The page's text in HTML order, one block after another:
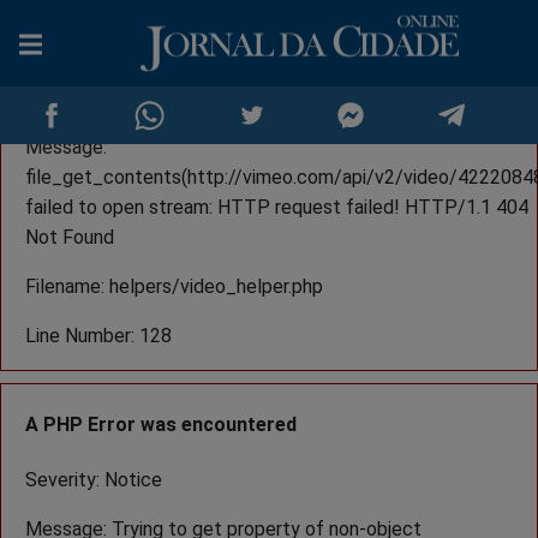
A PHP Error was encountered
Severity: Warning
Message:
file_get_contents(http://vimeo.com/api/v2/video/
failed to open stream: HTTP request failed! HTTP/1.1 404
Not Found
Filename: helpers/video_helper.php
Line Number: 128
A PHP Error was encountered
Severity: Notice
Message: Trying to get property of non-object
Compartilhar
no
Facebook
Compartilhar
Whatsapp
Compartilhar
no
Compartilhar